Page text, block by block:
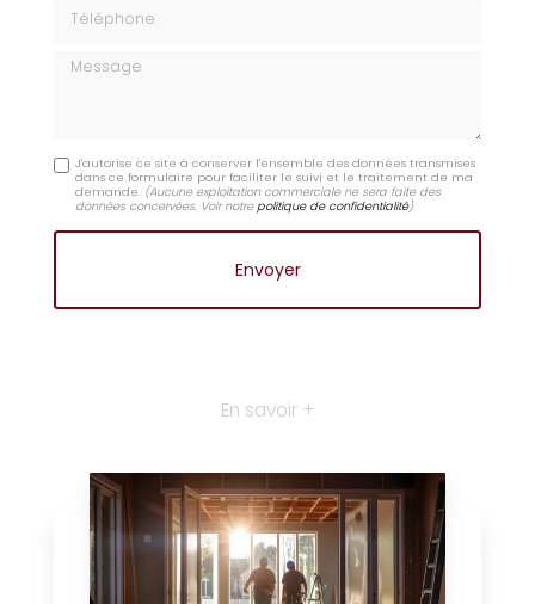
Message
J'autorise ce site à conserver l'ensemble des données transmises
dans ce formulaire pour faciliter le suivi et le traitement de ma
demande. (Aucune exploitation commerciale ne sera faite des
données concervées. Voir notrepolitique de confidentialité)
En savoir +